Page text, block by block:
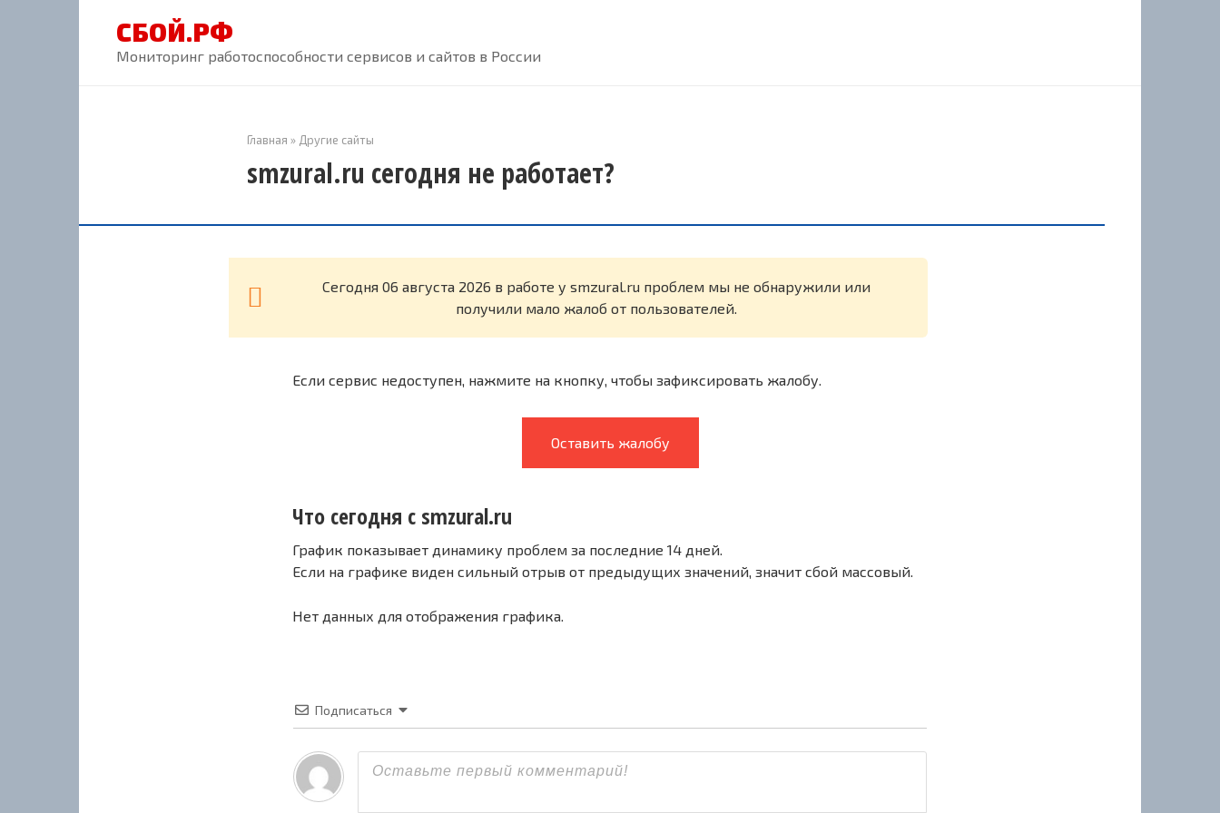
СБОЙ.РФ
Мониторинг работоспособности сервисов и сайтов в России
Главная » Другие сайты
smzural.ru сегодня не работает?
Cегодня 06 августа 2026 в работе у smzural.ru проблем мы не обнаружили или
получили мало жалоб от пользователей.
Если сервис недоступен, нажмите на кнопку, чтобы зафиксировать жалобу.
Оставить жалобу
Что сегодня с smzural.ru
График показывает динамику проблем за последние 14 дней.
Если на графике виден сильный отрыв от предыдущих значений, значит сбой массовый.
Нет данных для отображения графика.
Подписаться